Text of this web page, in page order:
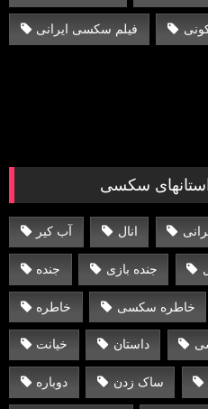
فیلم سکسی ایرانی
سکسی
آب کیر انال
جنده جنده بازی
خاطره خاطره سکسی
خیانت داستان
دوباره ساک زدن